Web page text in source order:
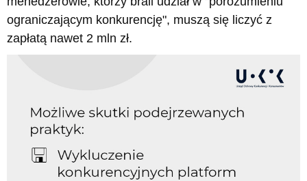
ograniczającym konkurencję", muszą się liczyć z
zapłatą nawet 2 mln zł.